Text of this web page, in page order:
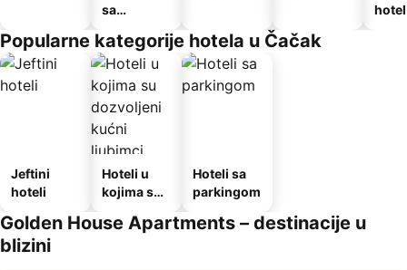
sa
hotel
Popularne kategorije hotela u Čačak
Jeftini
hoteli
Hoteli u
kojima su
kućni
Hoteli sa
parkingom
Golden House Apartments – destinacije u
blizini